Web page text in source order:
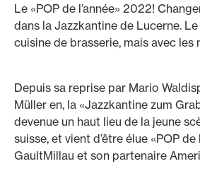
Le «POP de l’année» 2022!
dans la Jazzkantine de Lucerne.
cuisine de brasserie, mais avec les
Depuis sa reprise par Mario
Müller en, la «Jazzkantine zum
devenue un haut lieu de la jeune
suisse, et vient d’être élue «POP
GaultMillau et son partenaire